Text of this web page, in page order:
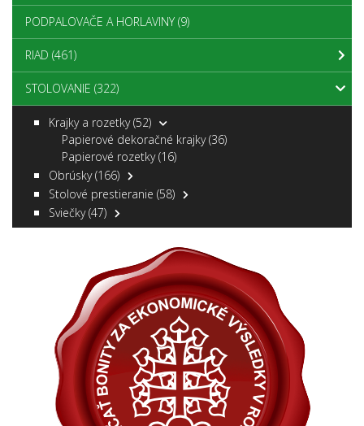
PODPALOVAČE A HORLAVINY (9)
RIAD (461)
STOLOVANIE (322)
Krajky a rozetky(52)
Papierové dekoračné krajky(36)
Papierové rozetky(16)
Obrúsky(166)
Stolové prestieranie (58)
Sviečky(47)